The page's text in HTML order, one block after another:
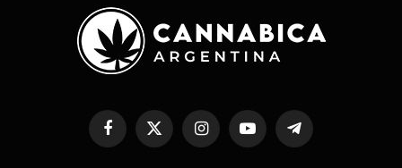
FacebookX
(Twitter)
InstagramYouTubeTelegram